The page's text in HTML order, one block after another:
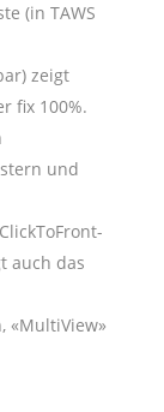
(in TAWS
zeigt
fix 100%.
und
auch das
«MultiView»